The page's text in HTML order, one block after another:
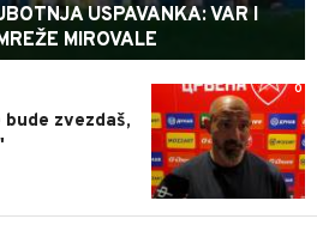
USPAVANKA: VAR I
MIROVALE
0
zvezdaš,